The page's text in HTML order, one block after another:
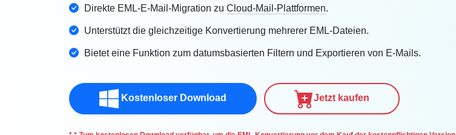
Direkte EML-E-Mail-Migration zu Cloud-Mail-Plattformen.
Unterstützt die gleichzeitige Konvertierung mehrerer EML-Dateien.
Bietet eine Funktion zum datumsbasierten Filtern und Exportieren von E-Mails.
Kostenloser Download Jetzt kaufen